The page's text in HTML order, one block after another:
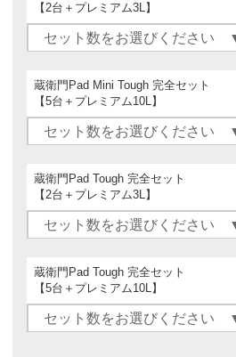
【2台＋プレミアム3L】
蔵衛門Pad Mini Tough 完全セット
【5台＋プレミアム10L】
蔵衛門Pad Tough 完全セット
【2台＋プレミアム3L】
蔵衛門Pad Tough 完全セット
【5台＋プレミアム10L】